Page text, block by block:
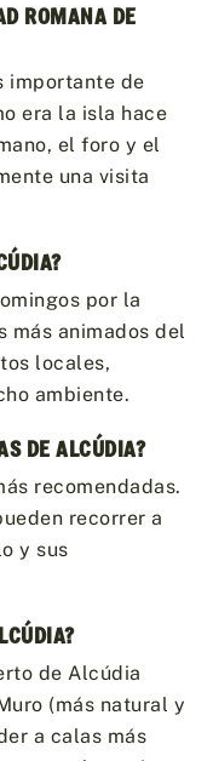
ROMANA DE
importante de
era la isla hace
el foro y el
una visita
por la
más animados del
locales,
ambiente.
DE ALCÚDIA?
recomendadas.
recorrer a
y sus
de Alcúdia
(más natural y
a calas más